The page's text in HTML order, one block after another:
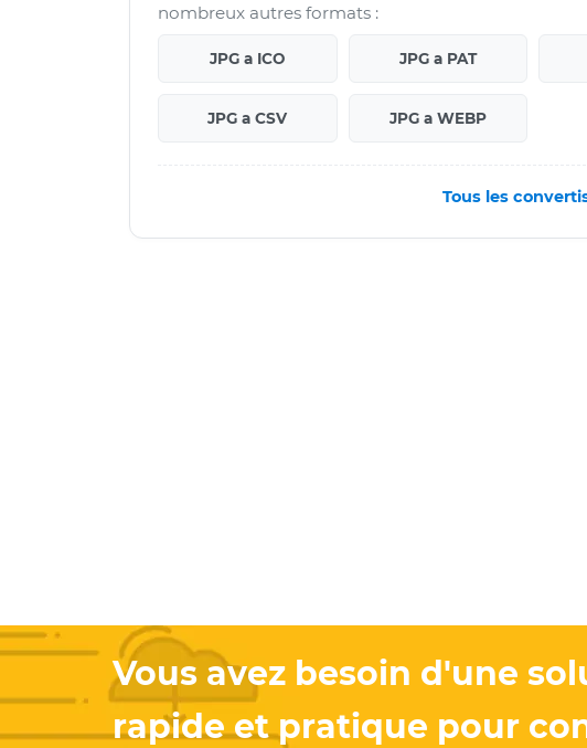
nombreux autres formats :
JPG a ICO JPG a PAT
JPG a CSV JPG a WEBP
Tous les
Vous avez besoin d'une
rapide et pratique pour